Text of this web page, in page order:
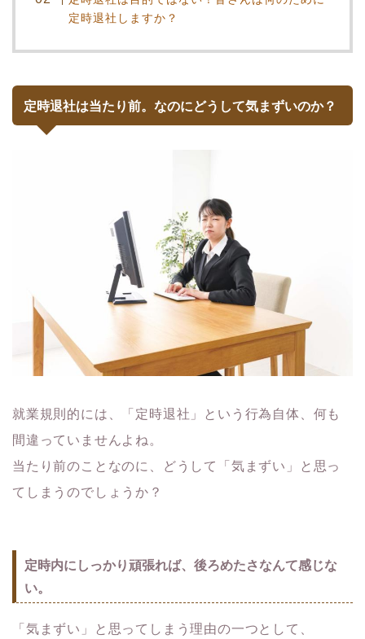
定時退社しますか？
定時退社は当たり前。なのにどうして気まずいのか？
就業規則的には、「定時退社」という行為自体、何も
間違っていませんよね。
当たり前のことなのに、どうして「気まずい」と思っ
てしまうのでしょうか？
定時内にしっかり頑張れば、後ろめたさなんて感じな
い。
「気まずい」と思ってしまう理由の一つとして、